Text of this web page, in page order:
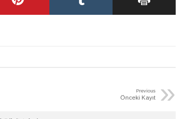
»
Previous
Önceki Kayıt